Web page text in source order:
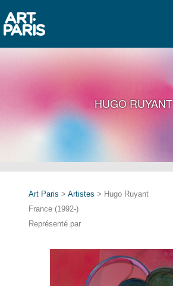
HUGO RUYANT
Art Paris > Artistes > Hugo Ruyant
France (1992-)
Représenté par